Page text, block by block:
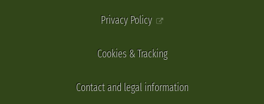
Privacy Policy
Cookies & Tracking
Contact and legal information